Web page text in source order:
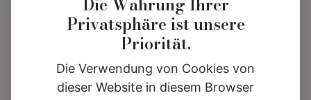
Dein Weg zum Traumkleid beginnt hier!
Plane Deinen Besuch im Hochzeitshaus Elena
und erlebe eine liebevolle, persönliche
Privatsphäre ist unsere
Priorität.
Die Verwendung von Cookies von
dieser Website in diesem Browser